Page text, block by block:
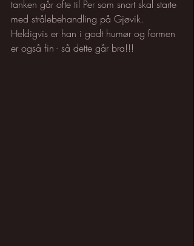
tanken går ofte til Per som snart skal starte
med strålebehandling på Gjøvik.
Heldigvis er han i godt humør og formen
er også fin - så dette går bra!!!